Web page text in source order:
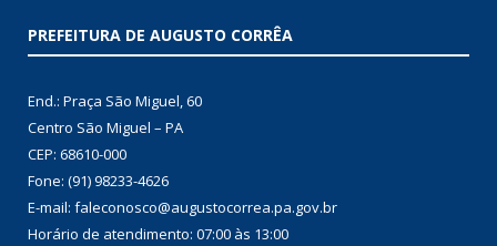
PREFEITURA DE AUGUSTO CORRÊA
End.: Praça São Miguel, 60
Centro São Miguel – PA
CEP: 68610-000
Fone: (91) 98233-4626
E-mail: faleconosco@augustocorrea.pa.gov.br
Horário de atendimento: 07:00 às 13:00